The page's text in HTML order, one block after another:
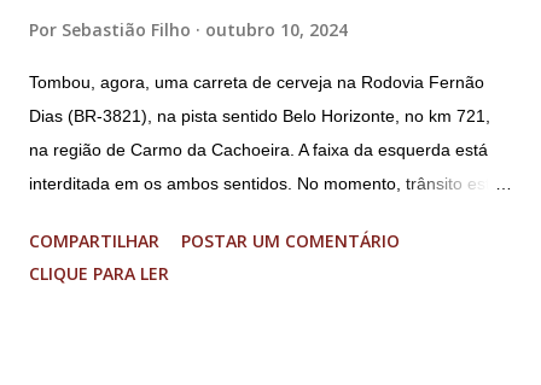
Por Sebastião Filho outubro 10, 2024
Tombou, agora, uma carreta de cerveja na Rodovia Fernão
Dias (BR-3821), na pista sentido Belo Horizonte, no km 721,
na região de Carmo da Cachoeira. A faixa da esquerda está
interditada em os ambos sentidos. No momento, trânsito está
Imagens @transitofernaodias *Por Sebastião Filho
COMPARTILHAR
POSTAR UM COMENTÁRIO
CLIQUE PARA LER